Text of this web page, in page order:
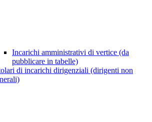
Incarichi amministrativi di vertice (da
pubblicare in tabelle)
di incarichi dirigenziali (dirigenti non